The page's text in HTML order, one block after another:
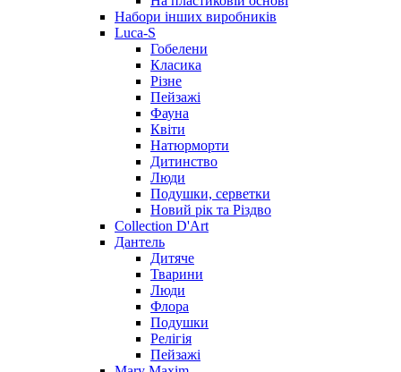
Набори інших виробників
Luca-S
Гобелени
Класика
Різне
Пейзажі
Фауна
Квіти
Натюрморти
Дитинство
Люди
Подушки, серветки
Новий рік та Різдво
Collection D'Art
Дантель
Дитяче
Тварини
Люди
Флора
Подушки
Релігія
Пейзажі